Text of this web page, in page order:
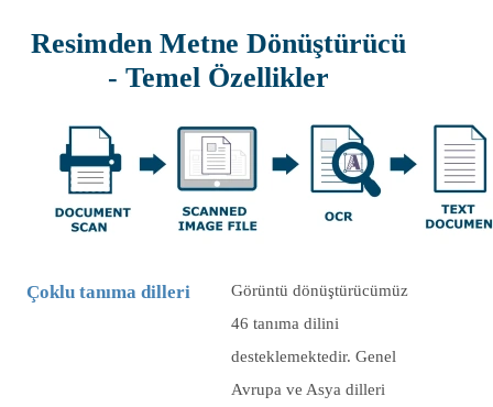
Resimden Metne Dönüştürücü
- Temel Özellikler
Çoklu tanıma dilleri
Görüntü dönüştürücümüz
46 tanıma dilini
desteklemektedir. Genel
Avrupa ve Asya dilleri